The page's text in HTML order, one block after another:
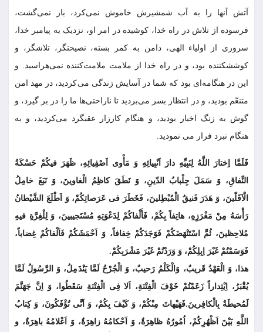
آتش آنها را به آب شمشیرش خاموش نمى‌‏کرد، باز نمى‏‌گشت،
فرسوده از تلاش در راه خدا، کوشیده در امر او، نزدیک به پیامبر خدا،
سرورى از اولیاء الهى، دامن به کمر بسته، نصیحت‏گر، تلاشگر، و
کوشش‏کننده بود، و در راه خدا از ملامت ملامت‏‌کننده نمى‏‌هراسید. و
این در هنگامه‏‌اى بود که شما در آسایش زندگى مى‏‌کردید، در مهد امن
متنعّم بودید، و در انتظار بسر مى‌‏بردید تا ناراحتى‌‏ها ما را در بر گیرد، و
گوش به زنگ اخبار بودید، و هنگام کارزار عقبگرد مى‌‏کردید، و به
هنگام نبرد فرار می نمودید.
فَلَمَّا اِختارَ اللَّهُ لِنَبِیِّهِ دارَ اَنْبِیائِهِ وَ مَأْوى اَصْفِیائِهِ، ظَهَرَ فیکُمْ حَسْکَةُ
النِّفاقِ، وَ سَمَلَ جِلْبابُ الدّینِ، وَ نَطَقَ کاظِمُ الْغاوینَ، وَ نَبَغَ خامِلُ
الْاَقَلّینَ، وَ هَدَرَ فَنیقُ الْمُبْطِلینَ، فَخَطَرَ فی عَرَصاتِکُمْ، وَ اَطْلَعَ الشَّیْطانُ
رَأْسَهُ مِنْ مَغْرَزِهِ، هاتِفاً بِکُمْ، فَأَلْفاکُمْ لِدَعْوَتِهِ مُسْتَجیبینَ، وَ لِلْغِرَّةِ فیهِ
مُلاحِظینَ، ثُمَّ اسْتَنْهَضَکُمْ فَوَجَدَکُمْ خِفافاً، وَ اَحْمَشَکُمْ فَاَلْفاکُمْ غِضاباً،
فَوَسَمْتُمْ غَیْرَ اِبِلِکُمْ، وَ وَرَدْتُمْ غَیْرَ مَشْرَبِکُمْ.
هذا، وَ الْعَهْدُ قَریبٌ، وَالْکَلْمُ رَحیبٌ، وَ الْجُرْحُ لَمَّا یَنْدَمِلُ، وَ الرَّسُولُ لَمَّا
یُقْبَرُ، اِبْتِداراً زَعَمْتُمْ خَوْفَ الْفِتْنَةِ، اَلا فِی الْفِتْنَةِ سَقَطُوا، وَ اِنَّ جَهَنَّمَ
لَمُحیطَةٌ بِالْکافِرینَ.فَهَیْهاتَ مِنْکُمْ، وَ کَیْفَ بِکُمْ، وَ اَنَّى تُؤْفَکُونَ، وَ کِتابُ
اللَّهِ بَیْنَ اَظْهُرِکُمْ، اُمُورُهُ ظاهِرَةٌ، وَ اَحْکامُهُ زاهِرَةٌ، وَ اَعْلامُهُ باهِرَةٌ، و